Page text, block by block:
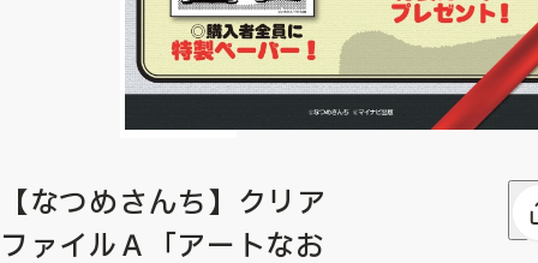
【なつめさんち】クリア
ファイルＡ「アートなお